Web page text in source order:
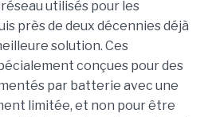
utilisés pour les
près de deux décennies déjà
solution. Ces
conçues pour des
par batterie avec une
limitée, et non pour être